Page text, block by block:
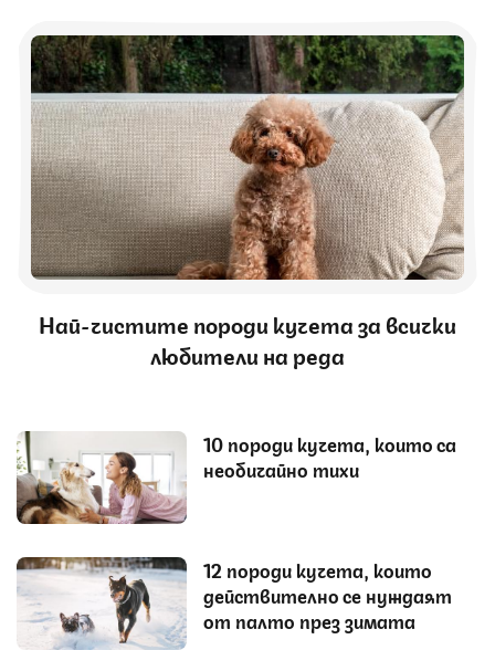
Най-чистите породи кучета за всички
любители на реда
10 породи кучета, които са
необичайно тихи
12 породи кучета, които
действително се нуждаят
от палто през зимата